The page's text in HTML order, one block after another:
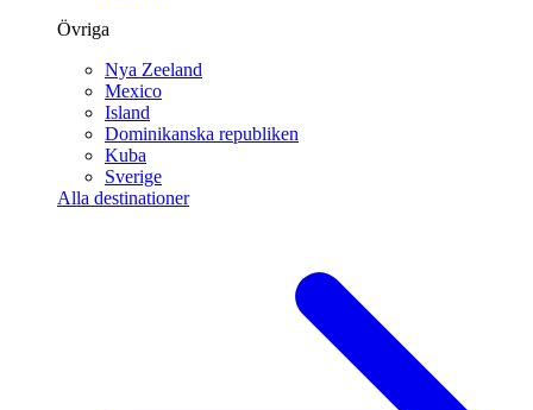
Övriga
Nya Zeeland
Mexico
Island
Dominikanska republiken
Kuba
Sverige
Alla destinationer